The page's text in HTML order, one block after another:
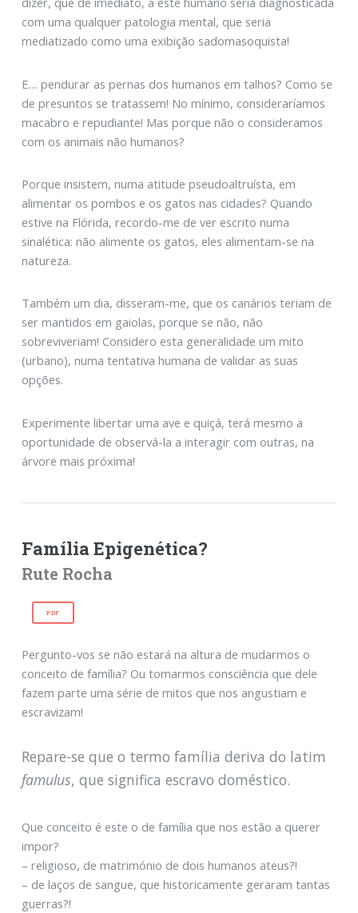
com uma qualquer patologia mental, que seria
mediatizado como uma exibição sadomasoquista!
E… pendurar as pernas dos humanos em talhos? Como se
de presuntos se tratassem! No mínimo, consideraríamos
macabro e repudiante! Mas porque não o consideramos
com os animais não humanos?
Porque insistem, numa atitude pseudoaltruísta, em
alimentar os pombos e os gatos nas cidades? Quando
estive na Flórida, recordo-me de ver escrito numa
sinalética: não alimente os gatos, eles alimentam-se na
natureza.
Também um dia, disseram-me, que os canários teriam de
ser mantidos em gaiolas, porque se não, não
sobreviveriam! Considero esta generalidade um mito
(urbano), numa tentativa humana de validar as suas
opções.
Experimente libertar uma ave e quiçá, terá mesmo a
oportunidade de observá-la a interagir com outras, na
árvore mais próxima!
Família Epigenética?
Rute Rocha
PDF
Pergunto-vos se não estará na altura de mudarmos o
conceito de família? Ou tomarmos consciência que dele
fazem parte uma série de mitos que nos angustiam e
escravizam!
Repare-se que o termo família deriva do latim
famulus, que significa escravo doméstico.
Que conceito é este o de família que nos estão a querer
impor?
– religioso, de matrimónio de dois humanos ateus?!
– de laços de sangue, que historicamente geraram tantas
guerras?!